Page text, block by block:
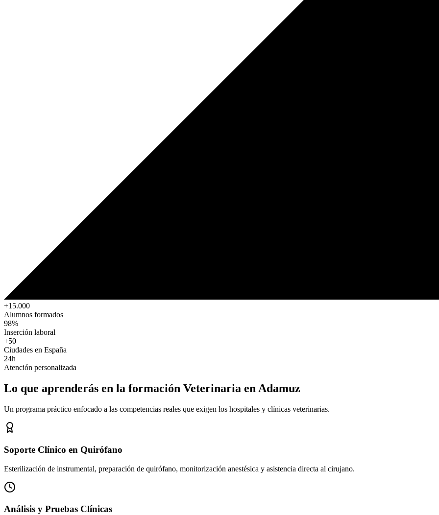
+15.000
Alumnos formados
98%
Inserción laboral
+50
Ciudades en España
24h
Atención personalizada
Lo que aprenderás en la formación Veterinaria en Adamuz
Un programa práctico enfocado a las competencias reales que exigen los hospitales y clínicas veterinarias.
Soporte Clínico en Quirófano
Esterilización de instrumental, preparación de quirófano, monitorización anestésica y asistencia directa al cirujano.
Análisis y Pruebas Clínicas